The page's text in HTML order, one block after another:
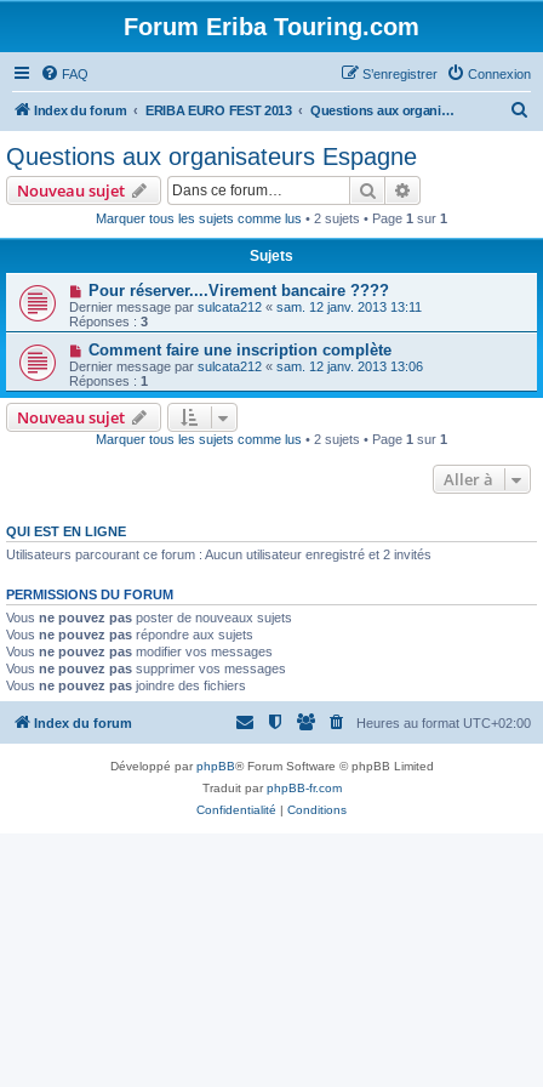
Forum Eriba Touring.com
FAQ Connexion
S’enregistrer
Index du forum ERIBA EURO FEST 2013 Questions aux organisateurs Espagne
Questions aux organisateurs Espagne
Nouveau sujet Rechercher
Marquer tous les sujets comme lus • 2 sujets • Page 1 sur 1
Sujets
Pour réserver....Virement bancaire ????
Dernier message par sulcata212 « sam. 12 janv. 2013 13:11
Réponses : 3
Comment faire une inscription complète
Dernier message par sulcata212 « sam. 12 janv. 2013 13:06
Réponses : 1
Nouveau sujet
Marquer tous les sujets comme lus • 2 sujets • Page 1 sur 1
Aller à
QUI EST EN LIGNE
Utilisateurs parcourant ce forum : Aucun utilisateur enregistré et 2 invités
PERMISSIONS DU FORUM
Vous ne pouvez pas poster de nouveaux sujets
Vous ne pouvez pas répondre aux sujets
Vous ne pouvez pas modifier vos messages
Vous ne pouvez pas supprimer vos messages
Vous ne pouvez pas joindre des fichiers
Index du forum Heures au format UTC+02:00
Développé parphpBB® Forum Software © phpBB Limited
Traduit parphpBB-fr.com
Confidentialité | Conditions